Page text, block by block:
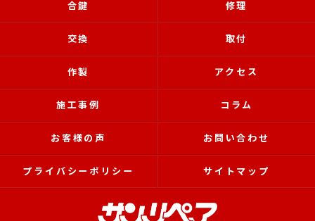
合鍵 修理
交換 取付
作製 アクセス
施工事例 コラム
お客様の声 お問い合わせ
プライバシーポリシー サイトマップ